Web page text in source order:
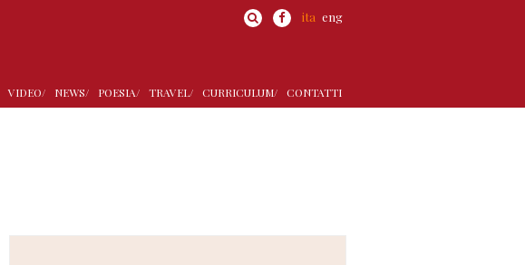
ita eng
VIDEO/ NEWS/ POESIA/ TRAVEL/ CURRICULUM/ CONTATTI